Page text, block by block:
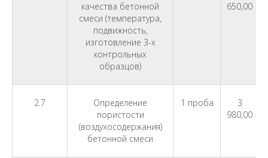
качества бетонной
смеси (температура,
подвижность,
изготовление 3-х
контрольных
образцов)
650,00
2.7
Определение
пористости
(воздухосодержания)
бетонной смеси
1 проба
3
980,00